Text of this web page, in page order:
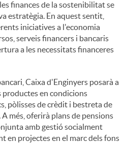
finances de la sostenibilitat se
estratègia. En aquest sentit,
iniciatives a l'economia
serveis financers i bancaris
a les necessitats financeres
Caixa d'Enginyers posarà a
productes en condicions
pòlisses de crèdit i bestreta de
més, oferirà plans de pensions
amb gestió socialment
en projectes en el marc dels fons